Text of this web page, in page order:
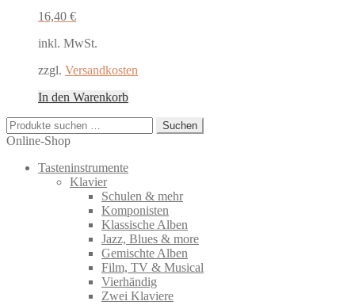
16,40 €
inkl. MwSt.
zzgl. Versandkosten
In den Warenkorb
Suchen
nach:
Suchen
Online-Shop
Tasteninstrumente
Klavier
Schulen & mehr
Komponisten
Klassische Alben
Jazz, Blues & more
Gemischte Alben
Film, TV & Musical
Vierhändig
Zwei Klaviere